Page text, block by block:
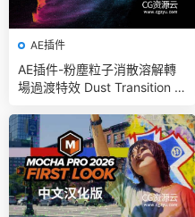
AE插件
AE插件-粉塵粒子消散溶解轉
場過渡特效 Dust Transition V